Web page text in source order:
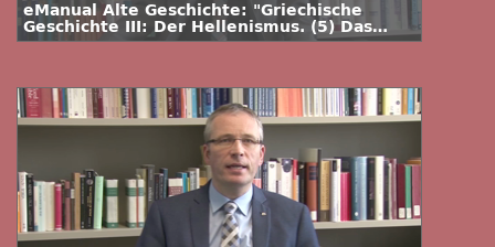
eManual Alte Geschichte: "Griechische
Geschichte III: Der Hellenismus. (5) Das
Alltagsleben und das Leben am Hof"